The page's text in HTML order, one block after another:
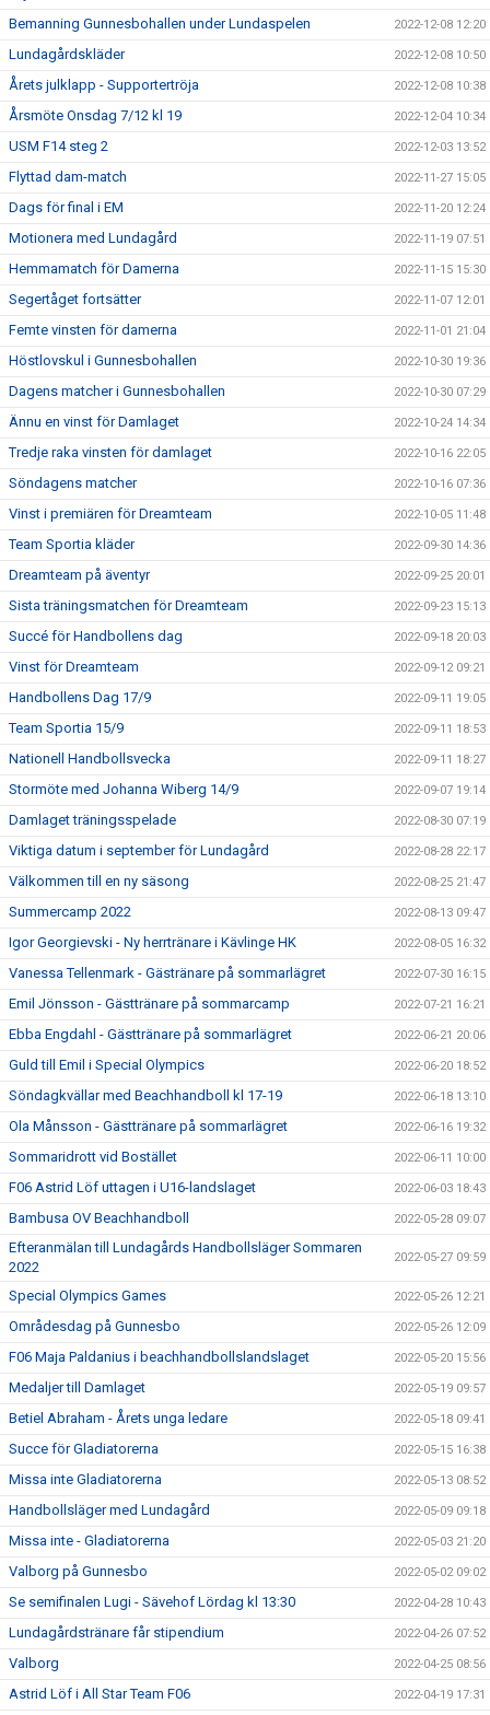
Bemanning Gunnesbohallen under Lundaspelen 2022-12-08 12:20
Lundagårdskläder 2022-12-08 10:50
Årets julklapp - Supportertröja 2022-12-08 10:38
Årsmöte Onsdag 7/12 kl 19 2022-12-04 10:34
USM F14 steg 2 2022-12-03 13:52
Flyttad dam-match 2022-11-27 15:05
Dags för final i EM 2022-11-20 12:24
Motionera med Lundagård 2022-11-19 07:51
Hemmamatch för Damerna 2022-11-15 15:30
Segertåget fortsätter 2022-11-07 12:01
Femte vinsten för damerna 2022-11-01 21:04
Höstlovskul i Gunnesbohallen 2022-10-30 19:36
Dagens matcher i Gunnesbohallen 2022-10-30 07:29
Ännu en vinst för Damlaget 2022-10-24 14:34
Tredje raka vinsten för damlaget 2022-10-16 22:05
Söndagens matcher 2022-10-16 07:36
Vinst i premiären för Dreamteam 2022-10-05 11:48
Team Sportia kläder 2022-09-30 14:36
Dreamteam på äventyr 2022-09-25 20:01
Sista träningsmatchen för Dreamteam 2022-09-23 15:13
Succé för Handbollens dag 2022-09-18 20:03
Vinst för Dreamteam 2022-09-12 09:21
Handbollens Dag 17/9 2022-09-11 19:05
Team Sportia 15/9 2022-09-11 18:53
Nationell Handbollsvecka 2022-09-11 18:27
Stormöte med Johanna Wiberg 14/9 2022-09-07 19:14
Damlaget träningsspelade 2022-08-30 07:19
Viktiga datum i september för Lundagård 2022-08-28 22:17
Välkommen till en ny säsong 2022-08-25 21:47
Summercamp 2022 2022-08-13 09:47
Igor Georgievski - Ny herrtränare i Kävlinge HK 2022-08-05 16:32
Vanessa Tellenmark - Gästränare på sommarlägret 2022-07-30 16:15
Emil Jönsson - Gästtränare på sommarcamp 2022-07-21 16:21
Ebba Engdahl - Gästtränare på sommarlägret 2022-06-21 20:06
Guld till Emil i Special Olympics 2022-06-20 18:52
Söndagkvällar med Beachhandboll kl 17-19 2022-06-18 13:10
Ola Månsson - Gästtränare på sommarlägret 2022-06-16 19:32
Sommaridrott vid Bostället 2022-06-11 10:00
F06 Astrid Löf uttagen i U16-landslaget 2022-06-03 18:43
Bambusa OV Beachhandboll 2022-05-28 09:07
Efteranmälan till Lundagårds Handbollsläger Sommaren
2022
2022-05-27 09:59
Special Olympics Games 2022-05-26 12:21
Områdesdag på Gunnesbo 2022-05-26 12:09
F06 Maja Paldanius i beachhandbollslandslaget 2022-05-20 15:56
Medaljer till Damlaget 2022-05-19 09:57
Betiel Abraham - Årets unga ledare 2022-05-18 09:41
Succe för Gladiatorerna 2022-05-15 16:38
Missa inte Gladiatorerna 2022-05-13 08:52
Handbollsläger med Lundagård 2022-05-09 09:18
Missa inte - Gladiatorerna 2022-05-03 21:20
Valborg på Gunnesbo 2022-05-02 09:02
Se semifinalen Lugi - Sävehof Lördag kl 13:30 2022-04-28 10:43
Lundagårdstränare får stipendium 2022-04-26 07:52
Valborg 2022-04-25 08:56
Astrid Löf i All Star Team F06 2022-04-19 17:31